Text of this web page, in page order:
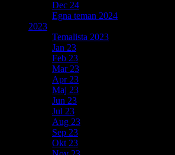
Dec 24
Egna teman 2024
2023
Temalista 2023
Jan 23
Feb 23
Mar 23
Apr 23
Maj 23
Jun 23
Jul 23
Aug 23
Sep 23
Okt 23